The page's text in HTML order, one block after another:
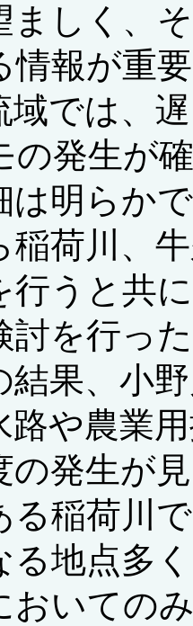
ましく、
情報が重
域では、
の発生が
は明らか
稲荷川、
行うと共
討を行っ
果、小
路や農業
の発生が
る稲荷川
る地点多
おいての